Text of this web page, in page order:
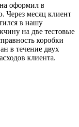
оформил в
Через месяц клиент
в нашу
на две тестовые
коробки
в течение двух
клиента.